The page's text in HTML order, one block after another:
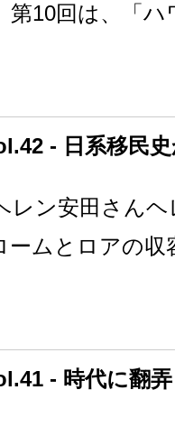
第10回は、「
- 日系移民
レン安田さん
ームとロアの
- 時代に翻